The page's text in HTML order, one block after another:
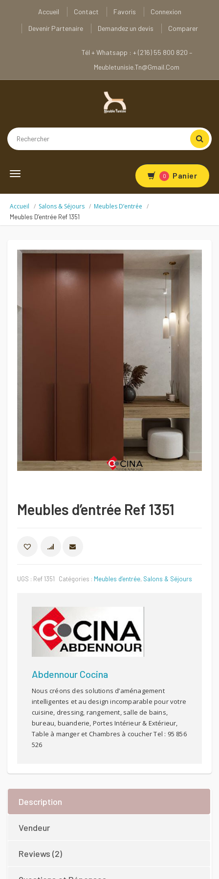
Accueil Contact Favoris
Connexion
Devenir Partenaire
Demandez un devis Comparer
Tél + Whatsapp : + (216) 55 800 820 –
Meubletunisie.tn@gmail.com
Toggle
0 Panier
Accueil Salons & Séjours Meubles D’entrée
Meubles D’entrée Ref 1351
Meubles d’entrée Ref 1351
COMPARER
UGS : Ref 1351 Catégories : Meubles d’entrée, Salons & Séjours
Abdennour Cocina
Nous créons des solutions d’aménagement
intelligentes et au design incomparable pour votre
cuisine, dressing, rangement, salle de bains,
bureau, buanderie, Portes Intérieur & Extérieur,
Table à manger et Chambres à coucher Tel : 95 856
526
Description
Vendeur
Reviews (2)